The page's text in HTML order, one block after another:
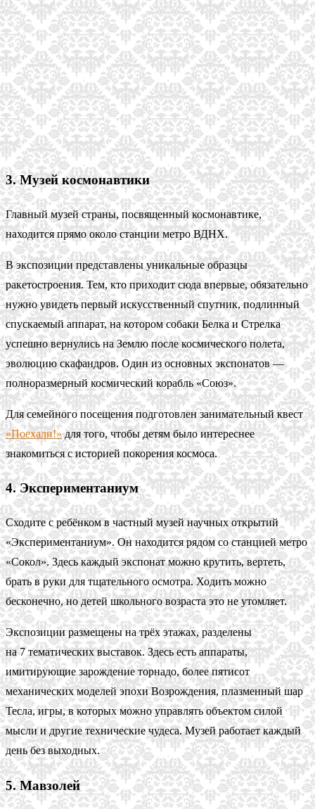
3. Музей космонавтики
Главный музей страны, посвященный космонавтике,
находится прямо около станции метро ВДНХ.
В экспозиции представлены уникальные образцы
ракетостроения. Тем, кто приходит сюда впервые, обязательно
нужно увидеть первый искусственный спутник, подлинный
спускаемый аппарат, на котором собаки Белка и Стрелка
успешно вернулись на Землю после космического полета,
эволюцию скафандров. Один из основных экспонатов —
полноразмерный космический корабль «Союз».
Для семейного посещения подготовлен занимательный квест
«Поехали!»для того, чтобы детям было интереснее
знакомиться с историей покорения космоса.
4. Экспериментаниум
Cходите с ребёнком в частный музей научных открытий
«Экспериментаниум». Он находится рядом со станцией метро
«Сокол». Здесь каждый экспонат можно крутить, вертеть,
брать в руки для тщательного осмотра. Ходить можно
бесконечно, но детей школьного возраста это не утомляет.
Экспозиции размещены на трёх этажах, разделены
на 7 тематических выставок. Здесь есть аппараты,
имитирующие зарождение торнадо, более пятисот
механических моделей эпохи Возрождения, плазменный шар
Тесла, игры, в которых можно управлять объектом силой
мысли и другие технические чудеса. Музей работает каждый
день без выходных.
5. Мавзолей